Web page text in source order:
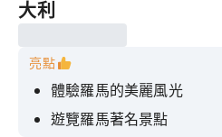
大利
亮點
體驗羅馬的美麗風光
遊覽羅馬著名景點